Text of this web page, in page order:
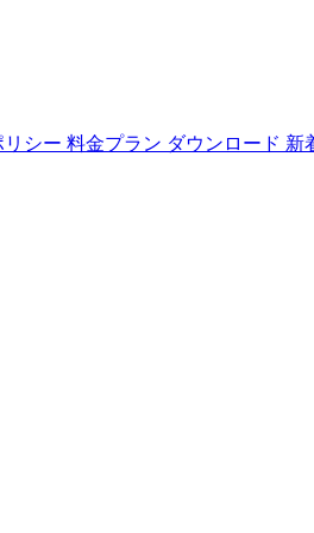
リシー 料金プラン ダウンロード 新